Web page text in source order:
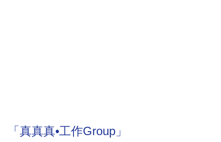
「真真真•工作Group」